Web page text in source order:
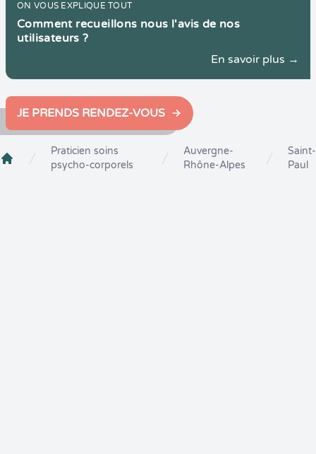
ON VOUS EXPLIQUE TOUT
Comment recueillons nous l'avis de nos
utilisateurs ?
En savoir plus →
JE PRENDS RENDEZ-VOUS
Crenolibre
Praticien soins
psycho-corporels
Auvergne-
Rhône-Alpes
Saint-
Paul